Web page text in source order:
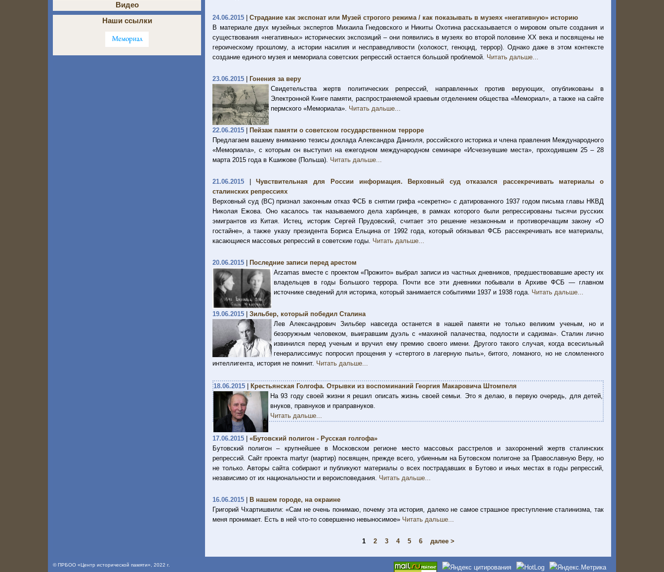
24.06.2015
Страдание как экспонат или Музей строгого режима / как показывать в музеях «негативную» историю
В материале двух музейных экспертов Михаила Гнедовского и Никиты Охотина рассказывается о мировом опыте создания и
существования «негативных» исторических экспозиций – они появились в музеях во второй половине XX века и посвящены не
героическому прошлому, а истории насилия и несправедливости (холокост, геноцид, террор). Однако даже в этом контексте
создание единого музея и мемориала советских репрессий остается большой проблемой. Читать дальше...
23.06.2015
Гонения за веру
Свидетельства жертв политических репрессий, направленных против верующих, опубликованы в
Электронной Книге памяти, распространяемой краевым отделением общества «Мемориал», а также на сайте
пермского «Мемориала». Читать дальше...
22.06.2015
Пейзаж памяти о советском государственном терроре
Предлагаем вашему вниманию тезисы доклада Александра Даниэля, российского историка и члена правления Международного
«Мемориала», с которым он выступил на ежегодном международном семинаре «Исчезнувшие места», проходившем 25 – 28
марта 2015 года в Kшижове (Польша). Читать дальше...
21.06.2015 |Чувствительная для России информация. Верховный суд отказался рассекречивать материалы о
сталинских репрессиях
Верховный суд (ВС) признал законным отказ ФСБ в снятии грифа «секретно» с датированного 1937 годом письма главы НКВД
Николая Ежова. Оно касалось так называемого дела харбинцев, в рамках которого были репрессированы тысячи русских
эмигрантов из Китая. Истец, историк Сергей Прудовский, считает это решение незаконным и противоречащим закону «О
гостайне», а также указу президента Бориса Ельцина от 1992 года, который обязывал ФСБ рассекречивать все материалы,
касающиеся массовых репрессий в советские годы. Читать дальше...
20.06.2015
Последние записи перед арестом
Arzamas вместе с проектом «Прожито» выбрал записи из частных дневников, предшествовавшие аресту их
владельцев в годы Большого террора. Почти все эти дневники побывали в Архиве ФСБ — главном
источнике сведений для историка, который занимается событиями 1937 и 1938 года. Читать дальше...
19.06.2015
Зильбер, который победил Сталина
Лев Александрович Зильбер навсегда останется в нашей памяти не только великим ученым, но и
безоружным человеком, выигравшим дуэль с «махиной палачества, подлости и садизма». Сталин лично
извинился перед ученым и вручил ему премию своего имени. Другого такого случая, когда всесильный
генералиссимус попросил прощения у «стертого в лагерную пыль», битого, ломаного, но не сломленного
интеллигента, история не помнит. Читать дальше...
18.06.2015
Крестьянская Голгофа. Отрывки из воспоминаний Георгия Макаровича Штомпеля
На 93 году своей жизни я решил описать жизнь своей семьи. Это я делаю, в первую очередь, для детей,
внуков, правнуков и праправнуков.
Читать дальше...
17.06.2015
«Бутовский полигон - Русская голгофа»
Бутовский полигон – крупнейшее в Московском регионе место массовых расстрелов и захоронений жертв сталинских
репрессий. Сайт проекта martyr (мартир) посвящен, прежде всего, убиенным на Бутовском полигоне за Православную Веру, но
не только. Авторы сайта собирают и публикуют материалы о всех пострадавших в Бутово и иных местах в годы репрессий,
независимо от их национальности и вероисповедания. Читать дальше...
16.06.2015
В нашем городе, на окраине
Григорий Чхартишвили: «Сам не очень понимаю, почему эта история, далеко не самое страшное преступление сталинизма, так
меня пронимает. Есть в ней что-то совершенно невыносимое» Читать дальше...
1 2 3 4 5 6 далее >
Видео
Наши ссылки
©ПРБОО «Центр исторической памяти» , 2022 г.